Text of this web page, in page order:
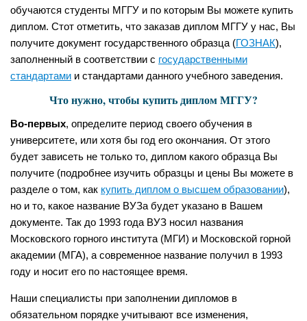
обучаются студенты МГГУ и по которым Вы можете купить
диплом. Стот отметить, что заказав диплом МГГУ у нас, Вы
получите документ государственного образца (ГОЗНАК),
заполненный в соответствии с государственными
стандартами и стандартами данного учебного заведения.
Что нужно, чтобы купить диплом МГГУ?
Во-первых, определите период своего обучения в
университете, или хотя бы год его окончания. От этого
будет зависеть не только то, диплом какого образца Вы
получите (подробнее изучить образцы и цены Вы можете в
разделе о том, как купить диплом о высшем образовании),
но и то, какое название ВУЗа будет указано в Вашем
документе. Так до 1993 года ВУЗ носил названия
Московского горного института (МГИ) и Московской горной
академии (МГА), а современное название получил в 1993
году и носит его по настоящее время.
Наши специалисты при заполнении дипломов в
обязательном порядке учитывают все изменения,